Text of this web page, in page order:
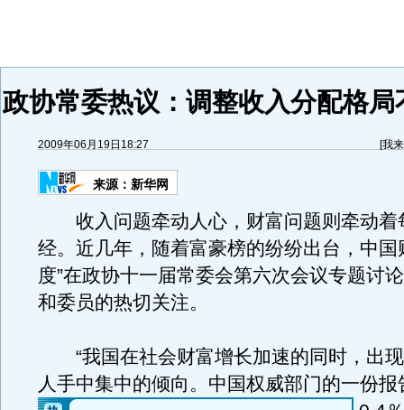
政协常委热议：调整收入分配格局
2009年06月19日18:27 [我
来源： 新华网
收入问题牵动人心，财富问题则牵动着
经。近几年，随着富豪榜的纷纷出台，中国
度”在政协十一届常委会第六次会议专题讨
和委员的热切关注。
“我国在社会财富增长加速的同时，出
人手中集中的倾向。 中国权威部门的一份报